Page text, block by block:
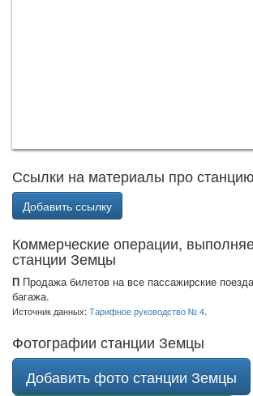
Ссылки на материалы про
Добавить ссылку
Коммерческие операции,
станции Земцы
П Продажа билетов на все пассажирские
багажа.
Источник данных: Тарифное руководство № 4.
Фотографии станции Земцы
Добавить фото станции Земцы